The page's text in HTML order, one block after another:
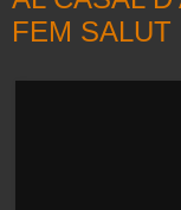
FEM SALUT